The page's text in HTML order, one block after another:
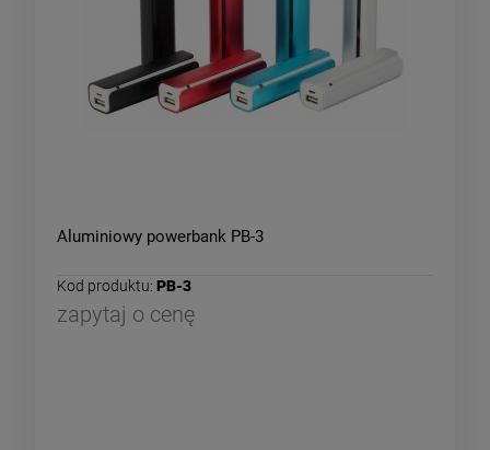
Aluminiowy powerbank PB-3
Kod produktu: PB-3
zapytaj o cenę